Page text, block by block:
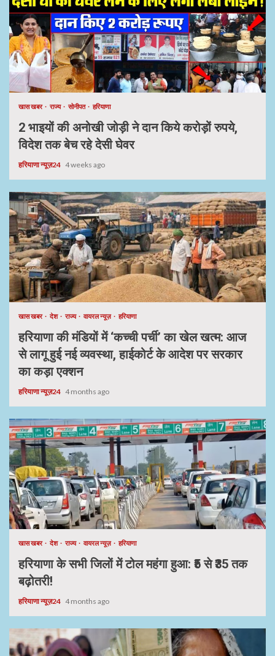
खास खबर राज्य सोनीपत हरियाणा
2 भाइयों की अनोखी जोड़ी ने दान किये करोड़ों रुपये,
विदेश तक बेच रहे देसी घेवर
हरियाणा न्यूज़24 4 weeks ago
खास खबर देश राज्य वायरल न्यूज़ हरियाणा
हरियाणा की मंडियों में ‘कच्ची पर्ची’ का खेल खत्म: आज
से लागू हुई नई व्यवस्था, हाईकोर्ट के आदेश पर सरकार
का कड़ा एक्शन
हरियाणा न्यूज़24 4 months ago
खास खबर देश राज्य वायरल न्यूज़ हरियाणा
हरियाणा के सभी जिलों में टोल महंगा हुआ: ₹5 से ₹35 तक
बढ़ोतरी!
हरियाणा न्यूज़24 4 months ago